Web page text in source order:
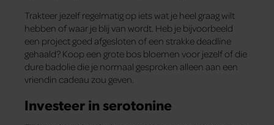
Trakteer jezelf regelmatig op iets wat je heel graag wilt
hebben of waar je blij van wordt. Heb je bijvoorbeeld
een project goed afgesloten of een strakke deadline
gehaald? Koop een grote bos bloemen voor jezelf of die
dure badolie die je normaal gesproken alleen aan een
vriendin cadeau zou geven.
Investeer in serotonine